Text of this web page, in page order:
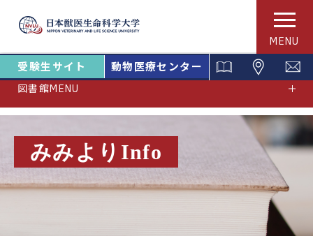
MENU
受験生サイト 動物医療センター
図書館MENU
みみよりInfo